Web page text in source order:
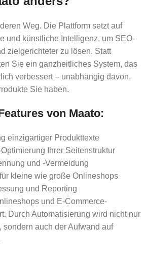
Weg. Die Plattform setzt auf
und künstliche Intelligenz, um SEO-
zielgerichteter zu lösen. Statt
Sie ein ganzheitliches System, das
verbessert – unabhängig davon,
Sie haben.
von Maato:
einzigartiger Produkttexte
Ihrer Seitenstruktur
und -Vermeidung
kleine wie große Onlineshops
und Reporting
und E-Commerce-
Durch Automatisierung wird nicht nur
sondern auch der Aufwand auf